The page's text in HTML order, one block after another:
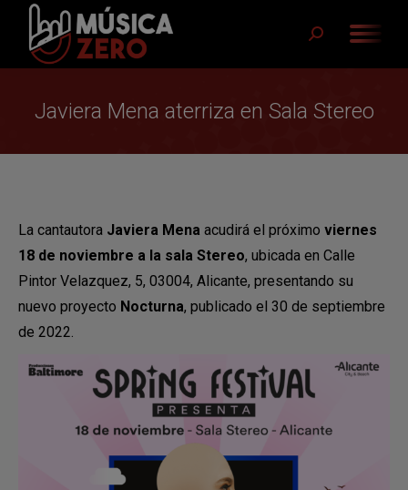
Buscar:
Javiera Mena aterriza en Sala Stereo
La cantautora Javiera Mena acudirá el próximo viernes
18 de noviembre a la sala Stereo, ubicada en Calle
Pintor Velazquez, 5, 03004, Alicante, presentando su
nuevo proyecto Nocturna, publicado el 30 de septiembre
de 2022.